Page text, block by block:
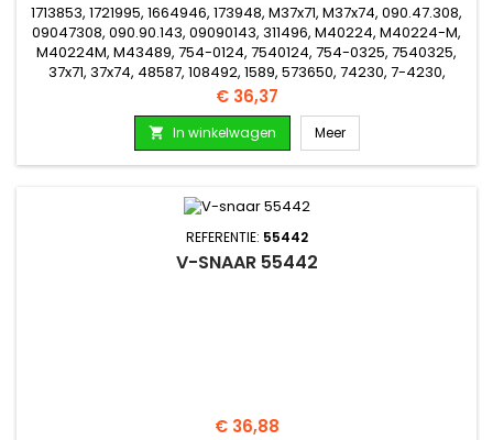
1713853, 1721995, 1664946, 173948, M37x71, M37x74, 090.47.308,
09047308, 090.90.143, 09090143, 311496, M40224, M40224-M,
M40224M, M43489, 754-0124, 7540124, 754-0325, 7540325,
37x71, 37x74, 48587, 108492, 1589, 573650, 74230, 7-4230,
79160, 7-9160, 10.0.01, 10001, M010.0.01, M010001, 4262414, 165183
Prijs
€ 36,37
 In winkelwagen Meer
REFERENTIE: 55442
V-SNAAR 55442
Prijs
€ 36,88